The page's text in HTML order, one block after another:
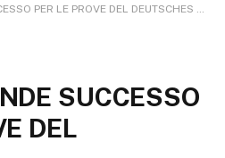
SPORT, ISTITUZIONI E FORZE DELL’ORDINE INSIEME PER LA CRESCITA DEL TERRITORIO
SUCCESSO
DEL